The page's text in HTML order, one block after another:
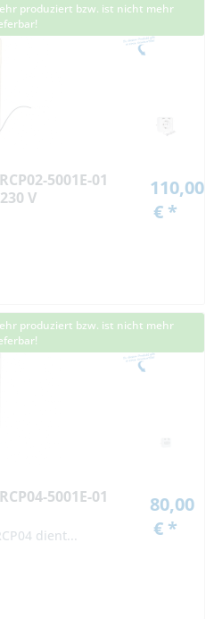
produziert bzw. ist nicht mehr
5001E-01
V
110,00
€ *
produziert bzw. ist nicht mehr
5001E-01
dient...
80,00
€ *